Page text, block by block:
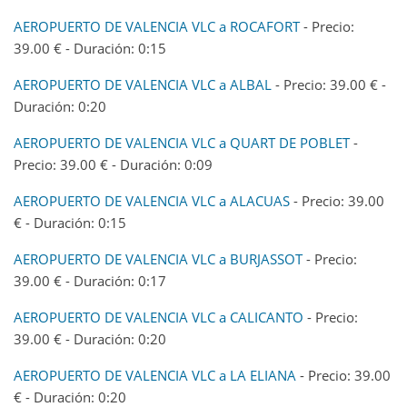
AEROPUERTO DE VALENCIA VLC a ROCAFORT- Precio:
39.00 € - Duración: 0:15
AEROPUERTO DE VALENCIA VLC a ALBAL - Precio: 39.00 € -
Duración: 0:20
AEROPUERTO DE VALENCIA VLC a QUART DE POBLET-
Precio: 39.00 € - Duración: 0:09
AEROPUERTO DE VALENCIA VLC a ALACUAS - Precio: 39.00
€ - Duración: 0:15
AEROPUERTO DE VALENCIA VLC a BURJASSOT- Precio:
39.00 € - Duración: 0:17
AEROPUERTO DE VALENCIA VLC a CALICANTO - Precio:
39.00 € - Duración: 0:20
AEROPUERTO DE VALENCIA VLC a LA ELIANA - Precio: 39.00
€ - Duración: 0:20